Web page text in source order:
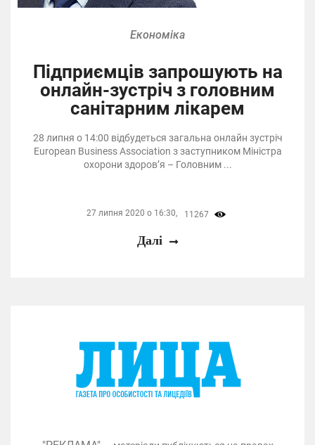
Економіка
Підприємців запрошують на
онлайн-зустріч з головним
санітарним лікарем
28 липня о 14:00 відбудеться загальна онлайн зустріч
European Business Association з заступником Міністра
охорони здоров’я – Головним ...
27 липня 2020 о 16:30, 11267
Далі